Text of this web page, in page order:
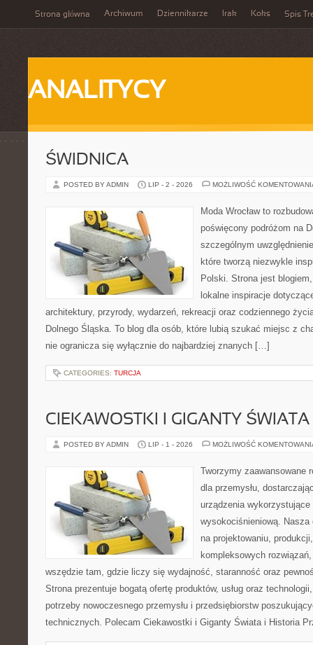
Strona główna Archiwum Dziennikarze Irak Koks Spis
ANALITYCY
ŚWIDNICA
POSTED BY ADMIN LIP - 2 - 2026 MOŻLIWOŚĆ
Moda Wrocław to
poświęcony podróżom na
szczególnym
które tworzą niezwykle
Polski. Strona jest
lokalne inspiracje
architektury, przyrody, wydarzeń, rekreacji oraz codziennego
Dolnego Śląska. To blog dla osób, które lubią szukać miejsc z
nie ogranicza się wyłącznie do najbardziej znanych […]
CATEGORIES: TURCJA
CIEKAWOSTKI I GIGANTY ŚWIATA
POSTED BY ADMIN LIP - 1 - 2026 MOŻLIWOŚĆ
Tworzymy zaawansowane
dla przemysłu,
urządzenia wykorzystujące
wysokociśnieniową. Nasza
na projektowaniu,
kompleksowych
wszędzie tam, gdzie liczy się wydajność, staranność oraz
Strona prezentuje bogatą ofertę produktów, usług oraz
potrzeby nowoczesnego przemysłu i przedsiębiorstw
technicznych. Polecam Ciekawostki i Giganty Świata i Historia